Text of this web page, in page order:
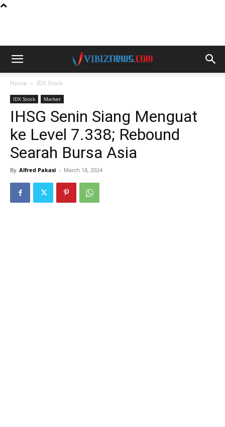
Home IDX Stock
IDX Stock Market
IHSG Senin Siang Menguat
ke Level 7.338; Rebound
Searah Bursa Asia
By Alfred Pakasi - March 18, 2024